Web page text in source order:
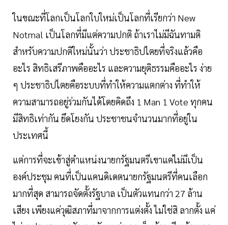
ในขณะที่โลกเป็นโลกใบใหม่เป็นโลกที่เรียกว่า New
Notmal เป็นโลกที่มีแต่ความปกติ ถ้าเราไม่มีฉันทามติ
สำหรับความปกติใหม่นั้นว่า ประชาธิปไตยที่จริงแล้วคือ
อะไร สิทธิเสรีภาพคืออะไร และความยุติธรรมคืออะไร ง่าย
ๆ ประชาธิปไตยคือระบบที่ทำให้ความแตกต่าง ที่ทำให้
ความสามารถอยู่ร่วมกันได้โดยคิดถึง 1 Man 1 Vote ทุกคน
มีสิทธิเท่ากัน ยึดโยงกัน ประชาชนจำนวนมากที่อยู่ใน
ประเทศนี้
แต่การที่จะเข้าสู่ตำแหน่งนายกรัฐมนตรีเขาแค่ไม่มีเป็น
องค์ประชุม คนที่เป็นแคนดิเดตนายกรัฐมนตรีที่คนเลือก
มากที่สุด สามารถจัดตั้งรัฐบาล เป็นตัวแทนกว่า 27 ล้าน
เสียง เพียงแค่วุฒิสภาที่มาจากการแต่งตั้ง ไม่ใช่สิ ลากตั้ง แค่